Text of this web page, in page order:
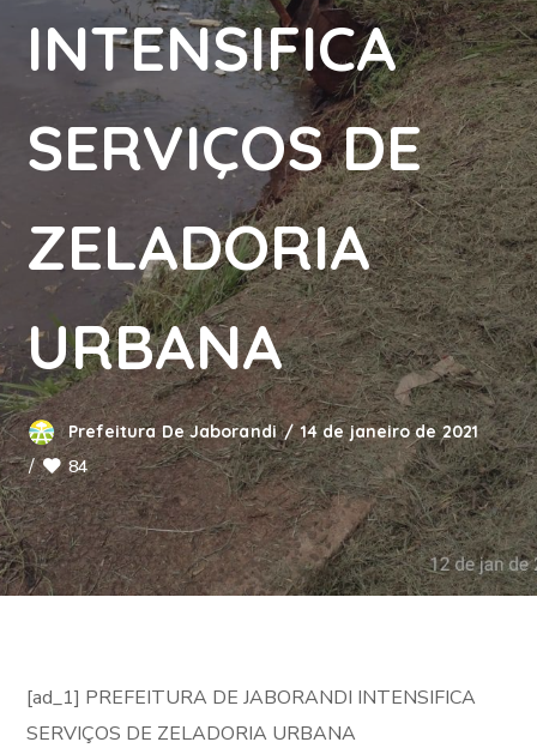
INTENSIFICA
SERVIÇOS DE
ZELADORIA
URBANA
Prefeitura De Jaborandi 14 de janeiro de 2021
84
[ad_1] PREFEITURA DE JABORANDI INTENSIFICA
SERVIÇOS DE ZELADORIA URBANA